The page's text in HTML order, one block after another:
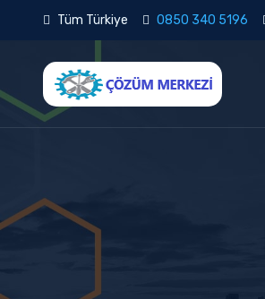
Tüm Türkiye 0850 340 5196